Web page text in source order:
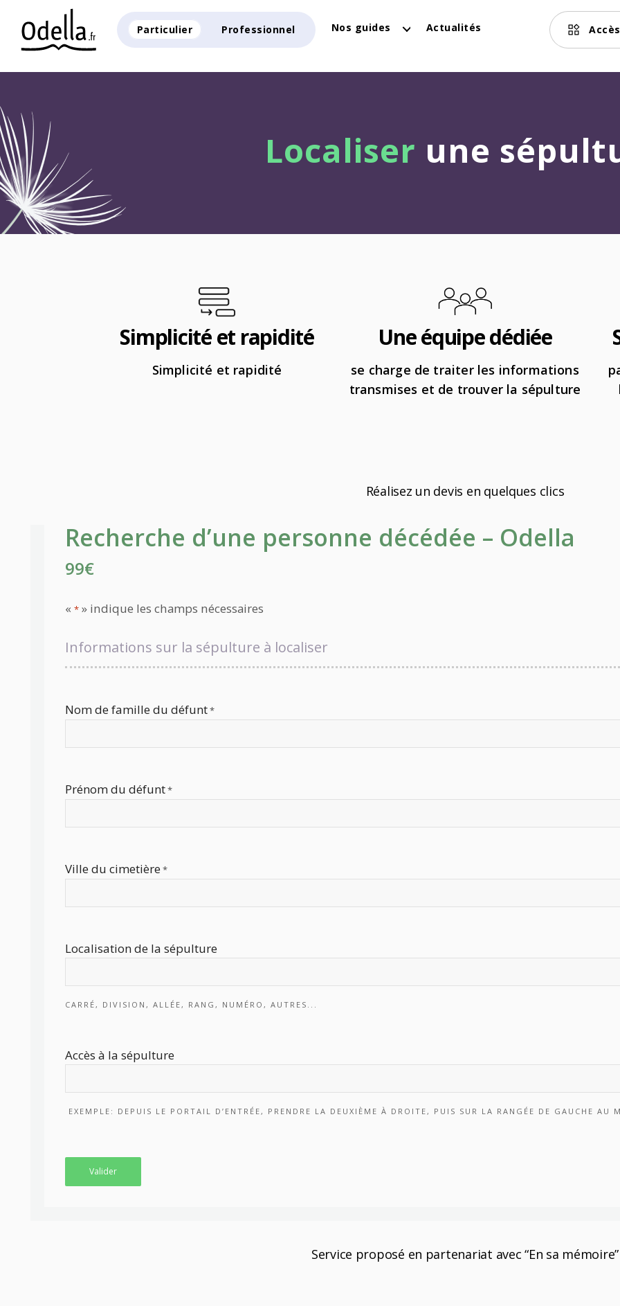
Particulier Professionnel Nos guides Actualités
Localiser une
Simplicité et rapidité
Simplicité et rapidité
Une équipe dédiée
se charge de traiter les informations
transmises et de trouver la sépulture
Réalisez un devis en quelques clics
Service proposé en partenariat avec “En sa mémoire”